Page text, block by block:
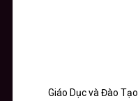
Giáo Dục và Đào Tạo